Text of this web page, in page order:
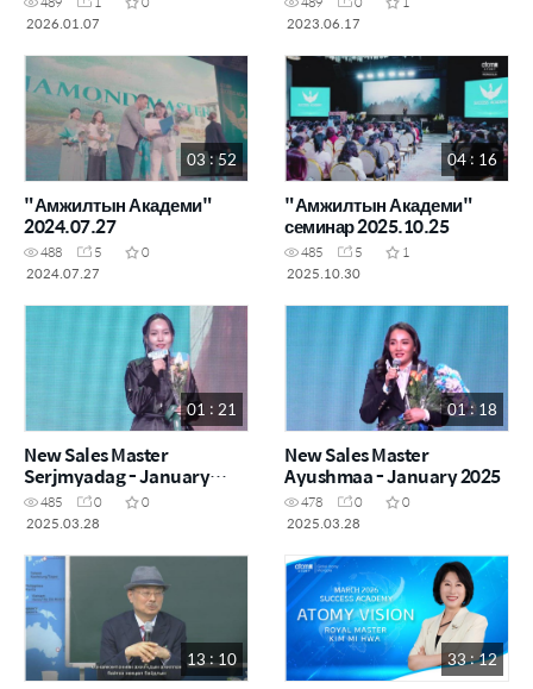
2026.01.07
2023.06.17
03 : 52
"Амжилтын Академи"
2024.07.27
488 5
0
2024.07.27
04 : 16
"Амжилтын Академи"
семинар 2025.10.25
485 5
1
2025.10.30
01 : 21
New Sales Master
Serjmyadag - January
2025
485 0
0
2025.03.28
01 : 18
New Sales Master
Ayushmaa - January 2025
478 0
0
2025.03.28
13 : 10 33 : 12